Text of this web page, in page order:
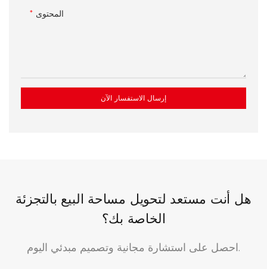
المحتوى
إرسال الاستفسار الآن
هل أنت مستعد لتحويل مساحة البيع بالتجزئة
الخاصة بك؟
احصل على استشارة مجانية وتصميم مبدئي اليوم.